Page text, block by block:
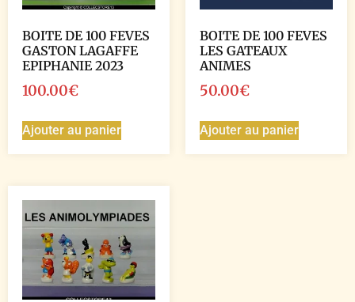
BOITE DE 100 FEVES
GASTON LAGAFFE
EPIPHANIE 2023
100.00€
Ajouter au panier
BOITE DE 100 FEVES
LES GATEAUX
ANIMES
50.00€
Ajouter au panier